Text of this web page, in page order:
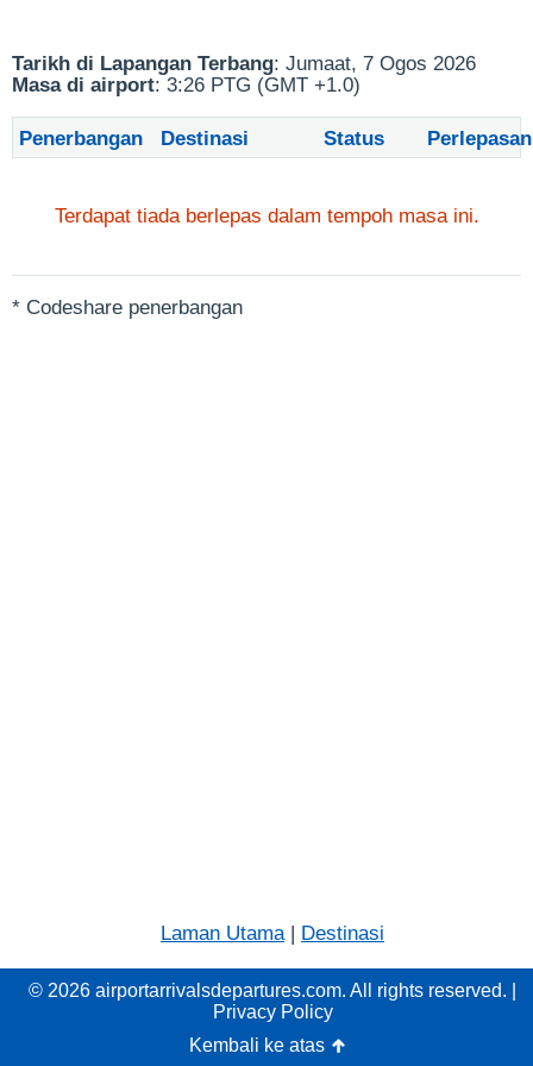
Tarikh di Lapangan Terbang: Jumaat, 7 Ogos 2026
Masa di airport: 3:26 PTG (GMT +1.0)
Penerbangan Destinasi Status Perlepasan
Terdapat tiada berlepas dalam tempoh masa ini.
* Codeshare penerbangan
Laman Utama| Destinasi
© 2026 airportarrivalsdepartures.com. All rights reserved. |
Privacy Policy
Kembali ke atas